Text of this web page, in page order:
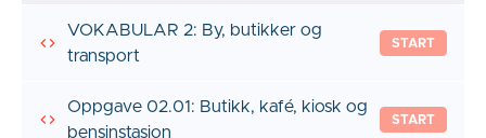
VOKABULAR 2: By, butikker og
transport
START
Oppgave 02.01: Butikk, kafé, kiosk og
bensinstasjon
START